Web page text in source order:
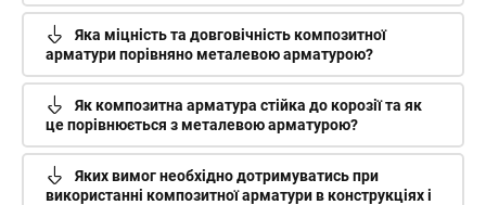
Яка міцність та довговічність композитної
арматури порівняно металевою арматурою?
Як композитна арматура стійка до корозії та як
це порівнюється з металевою арматурою?
Яких вимог необхідно дотримуватись при
використанні композитної арматури в конструкціях і